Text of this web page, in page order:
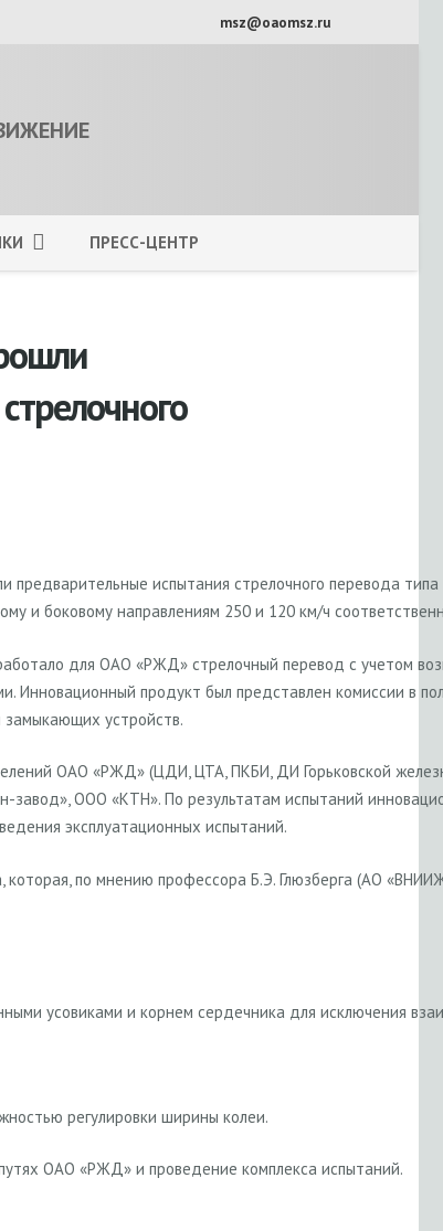
msz@oaomsz.ru
ПРЕСС-ЦЕНТР
испытания стрелочного перевода
и боковому направлениям 250 и 120 км/ч
для ОАО «РЖД» стрелочный перевод с учетом
Инновационный продукт был представлен комиссии в
замыкающих устройств.
ОАО «РЖД» (ЦДИ, ЦТА, ПКБИ, ДИ Горьковской
ООО «КТН». По результатам испытаний
эксплуатационных испытаний.
по мнению профессора Б.Э. Глюзберга (АО
усовиками и корнем сердечника для исключения
регулировки ширины колеи.
ОАО «РЖД» и проведение комплекса испытаний.